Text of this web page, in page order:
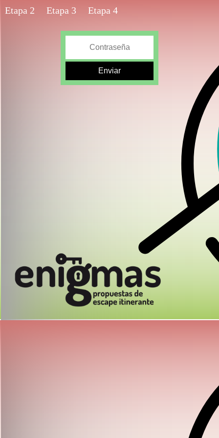
Etapa 2 Etapa 3 Etapa 4